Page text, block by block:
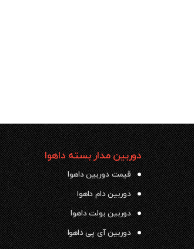
دوربین مدار بسته داهوا
قیمت دوربین داهوا
دوربین دام داهوا
دوربین بولت داهوا
دوربین آی پی داهوا